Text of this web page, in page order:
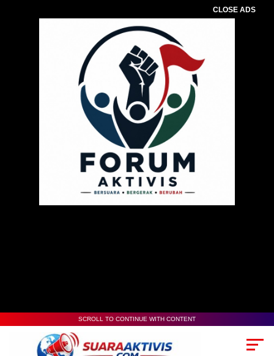
CLOSE ADS
00:00
SCROLL TO CONTINUE WITH CONTENT